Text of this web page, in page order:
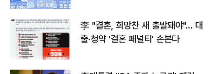
李 "결혼, 희망찬 새 출발돼야"… 대
출·청약 '결혼 페널티' 손본다